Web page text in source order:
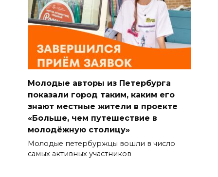
Молодые авторы из Петербурга
показали город таким, каким его
знают местные жители в проекте
«Больше, чем путешествие в
молодёжную столицу»
Молодые петербуржцы вошли в число
самых активных участников